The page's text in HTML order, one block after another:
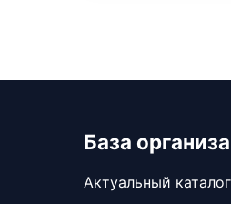
База
Актуальный